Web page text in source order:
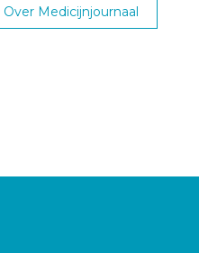
Over Medicijnjournaal